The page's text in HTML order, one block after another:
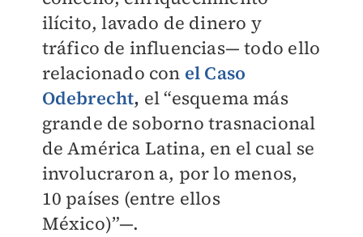
ilícito, lavado de dinero y
tráfico de influencias— todo ello
relacionado con el Caso
Odebrecht, el “esquema más
grande de soborno trasnacional
de América Latina, en el cual se
involucraron a, por lo menos,
10 países (entre ellos
México)”—.